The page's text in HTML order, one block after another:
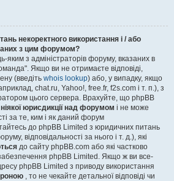
некоректного використання і / або
з цим форумом?
яким з адміністраторів форуму, вказаних в
Якщо ви не отримаєте відповіді,
(введіть whois lookup) або, у випадку, якщо
chat.ru, Yahoo!, free.fr, f2s.com і т. п.), з
цього сервера. Врахуйте, що phpBB
юрисдикції над форумом і не може
за те, ким і як даний форум
до phpBB Limited з юридичних питань
відповідальності за нього і т. д.), які
до сайту phpBB.com або які частково
phpBB Limited. Якщо ж ви все-
phpBB Limited з приводу використання
, то не чекайте детальної відповіді чи